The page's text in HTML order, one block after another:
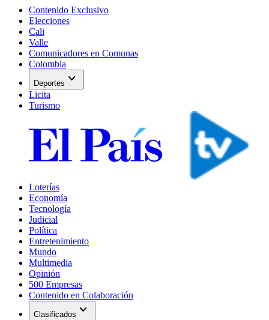
Contenido Exclusivo
Elecciones
Cali
Valle
Comunicadores en Comunas
Colombia
Deportes expand_more
Licita
Turismo
Loterías
Economía
Tecnología
Judicial
Política
Entretenimiento
Mundo
Multimedia
Opinión
500 Empresas
Contenido en Colaboración
Clasificados expand_more